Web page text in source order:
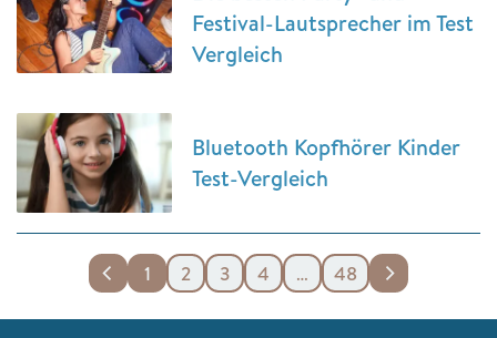
Festival-Lautsprecher im Test
Vergleich
Bluetooth Kopfhörer Kinder
Test-Vergleich
1 2 3 4 … 48